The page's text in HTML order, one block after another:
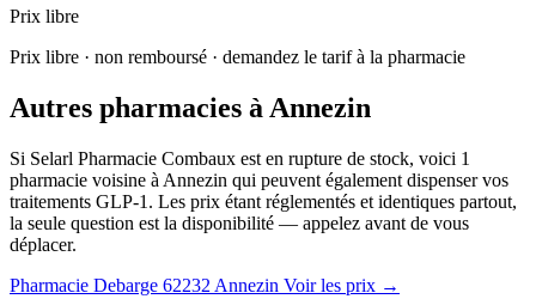
Prix libre
Prix libre · non remboursé · demandez le tarif à la pharmacie
Autres pharmacies à Annezin
Si Selarl Pharmacie Combaux est en rupture de stock, voici 1
pharmacie voisine à Annezin qui peuvent également dispenser vos
traitements GLP-1. Les prix étant réglementés et identiques partout,
la seule question est la disponibilité — appelez avant de vous
déplacer.
Pharmacie Debarge 62232 Annezin Voir les prix →